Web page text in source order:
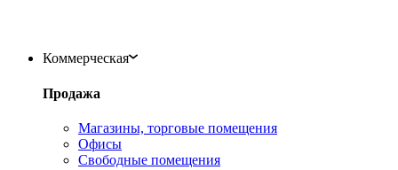
Коммерческая
Продажа
Магазины, торговые помещения
Офисы
Свободные помещения